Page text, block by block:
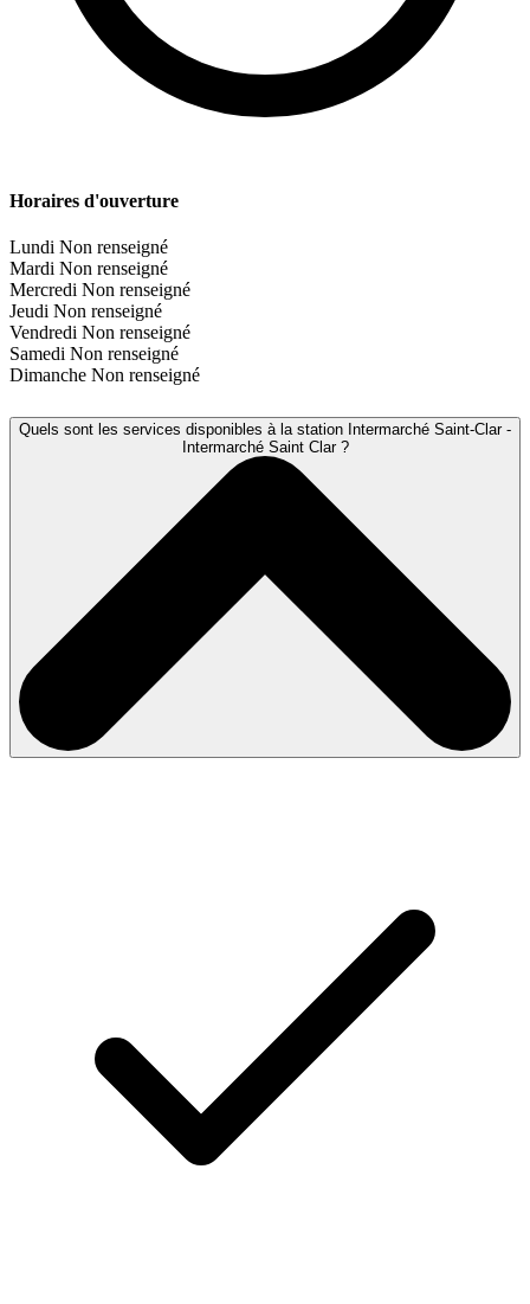
Horaires d'ouverture
Lundi Non renseigné
Mardi Non renseigné
Mercredi Non renseigné
Jeudi Non renseigné
Vendredi Non renseigné
Samedi Non renseigné
Dimanche Non renseigné
Quels sont les services disponibles à la station Intermarché Saint-Clar -
Intermarché Saint Clar ?